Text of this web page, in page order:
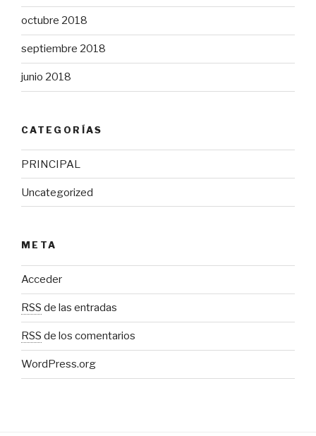
octubre 2018
septiembre 2018
junio 2018
CATEGORÍAS
PRINCIPAL
Uncategorized
META
Acceder
RSS de las entradas
RSS de los comentarios
WordPress.org